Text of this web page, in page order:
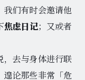
我们有时会邀请他
焦虑日记；又或者
，去与身体进行联
遑论那些非常「危